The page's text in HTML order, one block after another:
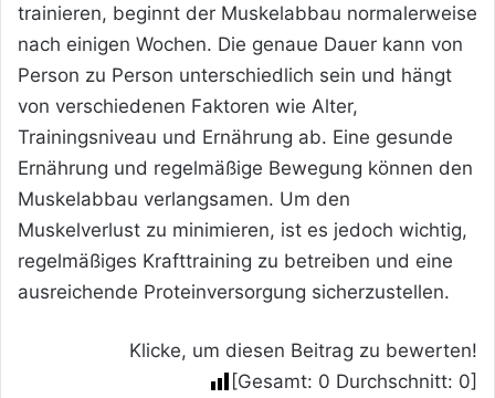
trainieren, beginnt der Muskelabbau normalerweise
nach einigen Wochen. Die genaue Dauer kann von
Person zu Person unterschiedlich sein und hängt
von verschiedenen Faktoren wie Alter,
Trainingsniveau und Ernährung ab. Eine gesunde
Ernährung und regelmäßige Bewegung können den
Muskelabbau verlangsamen. Um den
Muskelverlust zu minimieren, ist es jedoch wichtig,
regelmäßiges Krafttraining zu betreiben und eine
ausreichende Proteinversorgung sicherzustellen.
Klicke, um diesen Beitrag zu bewerten!
[Gesamt: 0 Durchschnitt: 0]